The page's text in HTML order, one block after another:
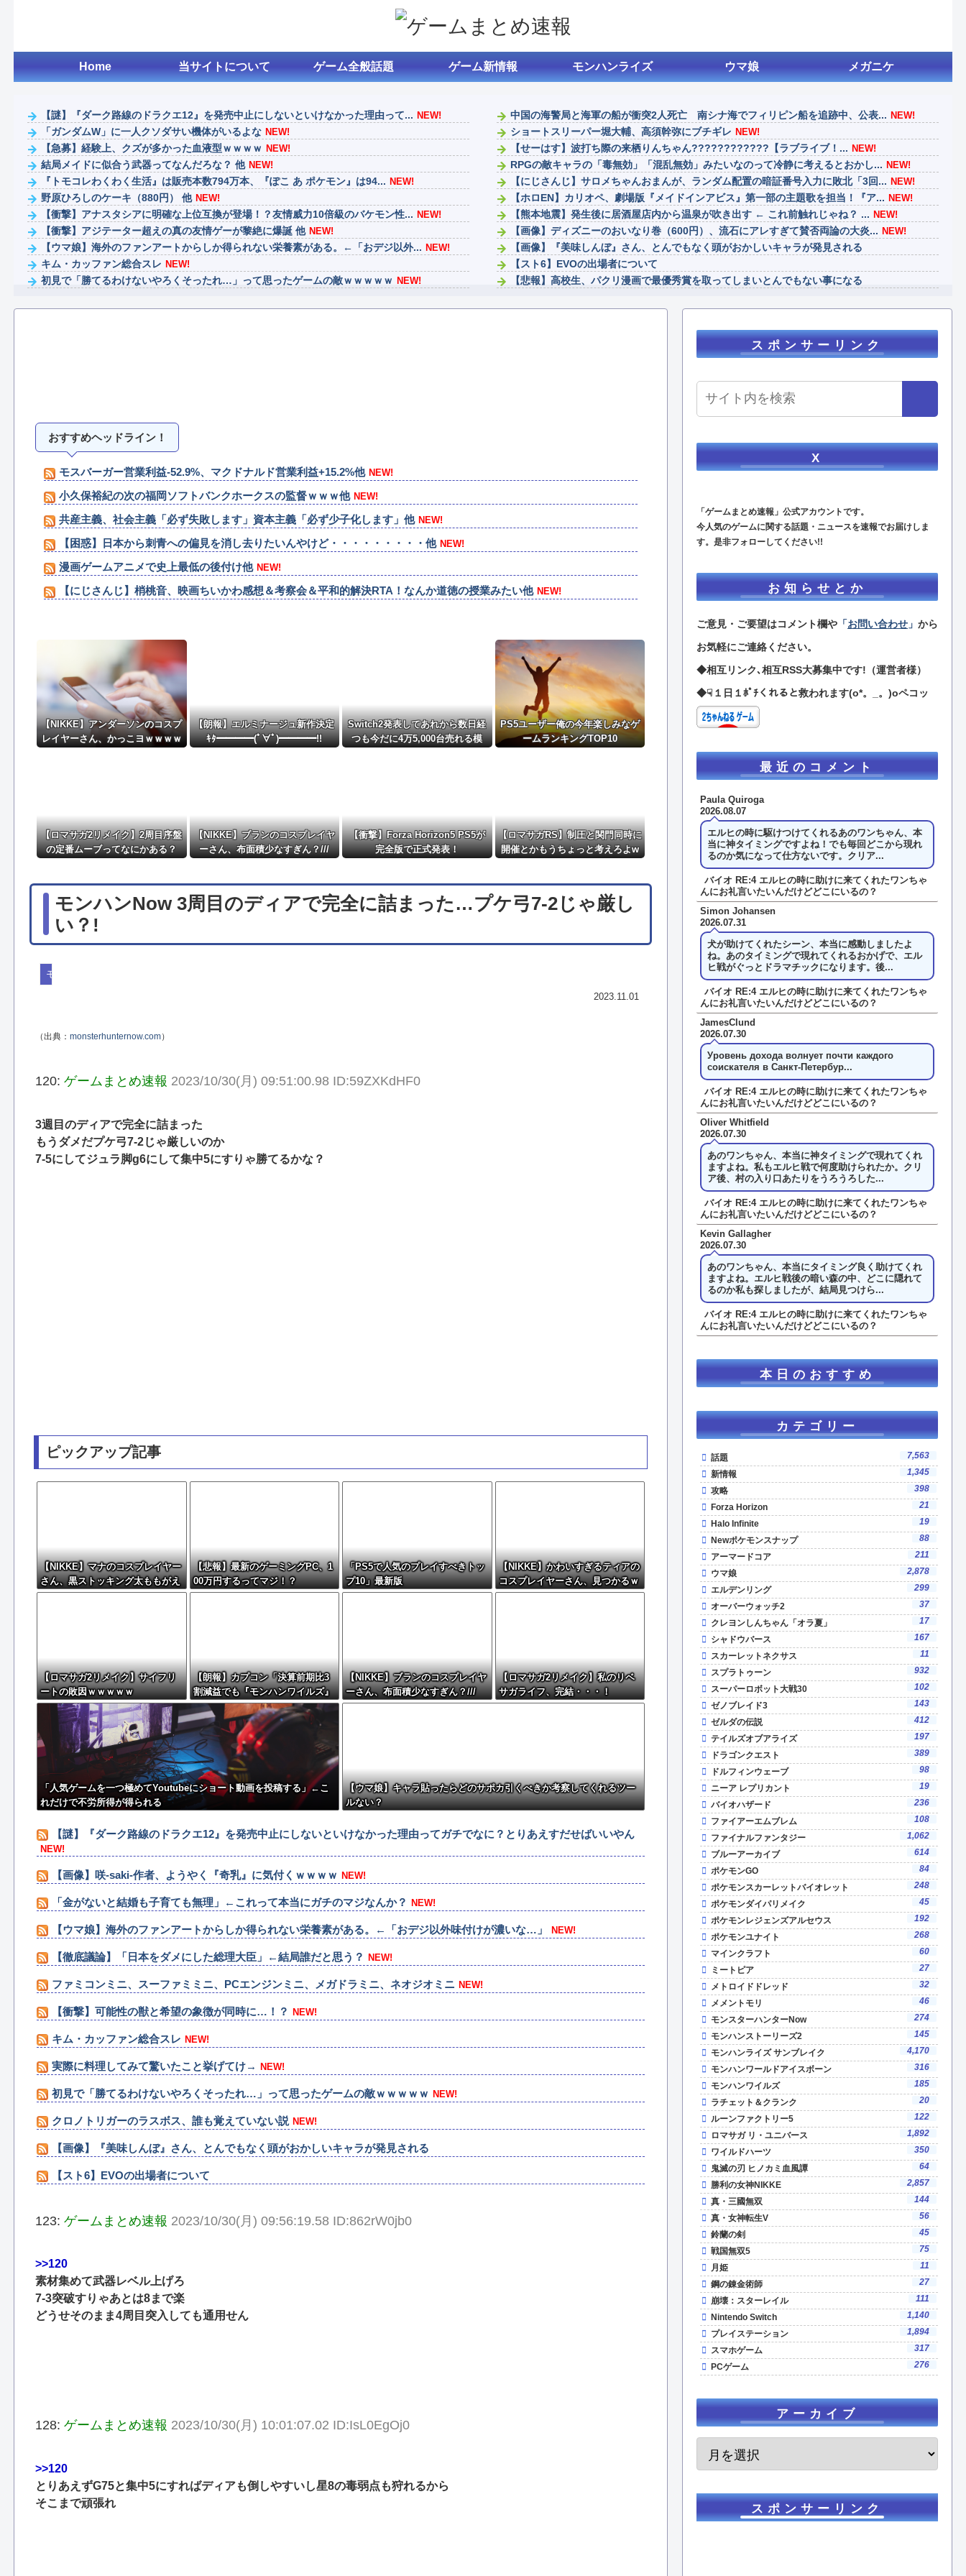
Home 当サイトについて ゲーム全般話題 ゲーム新情報 モンハンライズ ウマ娘 メガニケ
【謎】『ダーク路線のドラクエ12』を発売中止にしないといけなかった理由って... NEW!
「ガンダムW」に一人クソダサい機体がいるよな NEW!
【急募】経験上、クズが多かった血液型ｗｗｗｗ NEW!
結局メイドに似合う武器ってなんだろな？ 他 NEW!
『トモコレわくわく生活』は販売本数794万本、『ぽこ あ ポケモン』は94... NEW!
野原ひろしのケーキ（880円） 他 NEW!
【衝撃】アナスタシアに明確な上位互換が登場！？友情威力10倍級のバケモン性... NEW!
【衝撃】アジテーター超えの真の友情ゲーが黎絶に爆誕 他 NEW!
【ウマ娘】海外のファンアートからしか得られない栄養素がある。←「おデジ以外... NEW!
キム・カッファン総合スレ NEW!
初見で「勝てるわけないやろくそったれ…」って思ったゲームの敵ｗｗｗｗｗ NEW!
中国の海警局と海軍の船が衝突2人死亡 南シナ海でフィリピン船を追跡中、公表... NEW!
ショートスリーパー堀大輔、高須幹弥にブチギレ NEW!
【せーはす】波打ち際の来栖りんちゃん????????????【ラブライブ！... NEW!
RPGの敵キャラの「毒無効」「混乱無効」みたいなのって冷静に考えるとおかし... NEW!
【にじさんじ】サロメちゃんおまんが、ランダム配置の暗証番号入力に敗北「3回... NEW!
【ホロEN】カリオペ、劇場版『メイドインアビス』第一部の主題歌を担当！『ア... NEW!
【熊本地震】発生後に居酒屋店内から温泉が吹き出す ← これ前触れじゃね？ ... NEW!
【画像】ディズニーのおいなり巻（600円）、流石にアレすぎて賛否両論の大炎... NEW!
【画像】『美味しんぼ』さん、とんでもなく頭がおかしいキャラが発見される
【スト6】EVOの出場者について
【悲報】高校生、パクリ漫画で最優秀賞を取ってしまいとんでもない事になる
ナイトレインは成功したけど、ダスクブラッドは爆死しそうだよね笑
おすすめヘッドライン！
モスバーガー営業利益-52.9%、マクドナルド営業利益+15.2%他 NEW!
小久保裕紀の次の福岡ソフトバンクホークスの監督ｗｗｗ他 NEW!
共産主義、社会主義「必ず失敗します」資本主義「必ず少子化します」他 NEW!
【困惑】日本から刺青への偏見を消し去りたいんやけど・・・・・・・・・他 NEW!
漫画ゲームアニメで史上最低の後付け他 NEW!
【にじさんじ】梢桃音、映画ちいかわ感想＆考察会＆平和的解決RTA！なんか道徳の授業みたい他 NEW!
【ウマ娘】南武線通勤してる一流トレーナーをキングと一緒に見ていく他
超かぐや姫って実際面白いのか？他
【謎】『ダーク路線のドラクエ12』を発売中止にしないといけなかった理由ってガチでなに？とり... NEW!
【NIKKE】アンダーソンのコスプ
レイヤーさん、かっこヨｗｗｗｗ
【朗報】エルミナージュ新作決定
ｷﾀ━━━━(ﾟ∀ﾟ)━━━━!!
Switch2発表してあれから数日経
つも今だに4万5,000台売れる模
PS5ユーザー俺の今年楽しみなゲ
ームランキングTOP10
【ロマサガ2リメイク】2周目序盤
の定番ムーブってなにかある？
【NIKKE】ブランのコスプレイヤ
ーさん、布面積少なすぎん？///
【衝撃】Forza Horizon5 PS5が
完全版で正式発表！
【ロマサガRS】制圧と関門同時に
開催とかもうちょっと考えろよw
モンハンNow 3周目のディアで完全に詰まった…プケ弓7-2じゃ厳し
い？!
モンスターハンターNow
2023.11.01
（出典： monsterhunternow.com）
120: ゲームまとめ速報 2023/10/30(月) 09:51:00.98 ID:59ZXKdHF0
3週目のディアで完全に詰まった
もうダメだプケ弓7-2じゃ厳しいのか
7-5にしてジュラ脚g6にして集中5にすりゃ勝てるかな？
ピックアップ記事
【NIKKE】マナのコスプレイヤー
さん、黒ストッキング太ももがえ
ちえちィ！
【悲報】最新のゲーミングPC、1
00万円するってマジ！？
「PS5で人気のプレイすべきトッ
プ10」最新版
【NIKKE】かわいすぎるティアの
コスプレイヤーさん、見つかるｗ
ｗｗｗｗ【画像】
【ロマサガ2リメイク】サイフリ
ートの敗因ｗｗｗｗｗ
【朗報】カプコン「決算前期比3
割減益でも『モンハンワイルズ』
で逆転するから！」
【NIKKE】ブランのコスプレイヤ
ーさん、布面積少なすぎん？///
【ロマサガ2リメイク】私のリベ
サガライフ、完結・・・！
「人気ゲームを一つ極めてYoutubeにショート動画を投稿する」←こ
れだけで不労所得が得られる
【ウマ娘】キャラ貼ったらどのサポカ引くべきか考察してくれるツー
ルない？
【謎】『ダーク路線のドラクエ12』を発売中止にしないといけなかった理由ってガチでなに？とりあえすだせばいいやん
NEW!
【画像】咲-saki-作者、ようやく『奇乳』に気付くｗｗｗｗ NEW!
「金がないと結婚も子育ても無理」←これって本当にガチのマジなんか？ NEW!
【ウマ娘】海外のファンアートからしか得られない栄養素がある。←「おデジ以外味付けが濃いな…」 NEW!
【徹底議論】「日本をダメにした総理大臣」←結局誰だと思う？ NEW!
ファミコンミニ、スーファミミニ、PCエンジンミニ、メガドラミニ、ネオジオミニ NEW!
【衝撃】可能性の獣と希望の象徴が同時に…！？ NEW!
キム・カッファン総合スレ NEW!
実際に料理してみて驚いたこと挙げてけ→ NEW!
初見で「勝てるわけないやろくそったれ…」って思ったゲームの敵ｗｗｗｗｗ NEW!
クロノトリガーのラスボス、誰も覚えていない説 NEW!
【画像】『美味しんぼ』さん、とんでもなく頭がおかしいキャラが発見される
【スト6】EVOの出場者について
123: ゲームまとめ速報 2023/10/30(月) 09:56:19.58 ID:862rW0jb0
>>120
素材集めて武器レベル上げろ
7‐3突破すりゃあとは8まで楽
どうせそのまま4周目突入しても通用せん
128: ゲームまとめ速報 2023/10/30(月) 10:01:07.02 ID:IsL0EgOj0
>>120
とりあえずG75と集中5にすればディアも倒しやすいし星8の毒弱点も狩れるから
そこまで頑張れ
スポンサーリンク
X
「ゲームまとめ速報」公式アカウントです。
今人気のゲームに関する話題・ニュースを速報でお届けしま
す。是非フォローしてください!!
お知らせとか
ご意見・ご要望はコメント欄や 「お問い合わせ 」 から
お気軽にご連絡ください。
◆相互リンク､相互RSS大募集中です!（運営者様）
◆☟１日１ﾎﾟﾁくれると救われます(o*。_。)oペコッ
最近のコメント
Paula Quiroga
2026.08.07
エルヒの時に駆けつけてくれるあのワンちゃん、本
当に神タイミングですよね！でも毎回どこから現れ
るのか気になって仕方ないです。クリア...
バイオ RE:4 エルヒの時に助けに来てくれたワンちゃ
んにお礼言いたいんだけどどこにいるの？
Simon Johansen
2026.07.31
犬が助けてくれたシーン、本当に感動しましたよ
ね。あのタイミングで現れてくれるおかげで、エル
ヒ戦がぐっとドラマチックになります。後...
バイオ RE:4 エルヒの時に助けに来てくれたワンちゃ
んにお礼言いたいんだけどどこにいるの？
JamesClund
2026.07.30
Уровень дохода волнует почти каждого
соискателя в Санкт-Петербур...
バイオ RE:4 エルヒの時に助けに来てくれたワンちゃ
んにお礼言いたいんだけどどこにいるの？
Oliver Whitfield
2026.07.30
あのワンちゃん、本当に神タイミングで現れてくれ
ますよね。私もエルヒ戦で何度助けられたか。クリ
ア後、村の入り口あたりをうろうろした...
バイオ RE:4 エルヒの時に助けに来てくれたワンちゃ
んにお礼言いたいんだけどどこにいるの？
Kevin Gallagher
2026.07.30
あのワンちゃん、本当にタイミング良く助けてくれ
ますよね。エルヒ戦後の暗い森の中、どこに隠れて
るのか私も探しましたが、結局見つけら...
バイオ RE:4 エルヒの時に助けに来てくれたワンちゃ
んにお礼言いたいんだけどどこにいるの？
本日のおすすめ
カテゴリー
話題
7,563
新情報
1,345
攻略
398
Forza Horizon
21
Halo Infinite
19
Newポケモンスナップ
88
アーマードコア
211
ウマ娘
2,878
エルデンリング
299
オーバーウォッチ2
37
クレヨンしんちゃん「オラ夏」
17
シャドウバース
167
スカーレットネクサス
11
スプラトゥーン
932
スーパーロボット大戦30
102
ゼノブレイド3
143
ゼルダの伝説
412
テイルズオブアライズ
197
ドラゴンクエスト
389
ドルフィンウェーブ
98
ニーア レプリカント
19
バイオハザード
236
ファイアーエムブレム
108
ファイナルファンタジー
1,062
ブルーアーカイブ
614
ポケモンGO
84
ポケモンスカーレットバイオレット
248
ポケモンダイパリメイク
45
ポケモンレジェンズアルセウス
192
ポケモンユナイト
268
マインクラフト
60
ミートピア
27
メトロイドドレッド
32
メメントモリ
46
モンスターハンターNow
274
モンハンストーリーズ2
145
モンハンライズ サンブレイク
4,170
モンハンワールドアイスボーン
316
モンハンワイルズ
185
ラチェット＆クランク
20
ルーンファクトリー5
122
ロマサガ リ・ユニバース
1,892
ワイルドハーツ
350
鬼滅の刃 ヒノカミ血風譚
64
勝利の女神NIKKE
2,857
真・三國無双
144
真・女神転生V
56
鈴蘭の剣
45
戦国無双5
75
月姫
11
鋼の錬金術師
27
崩壊：スターレイル
111
Nintendo Switch
1,140
プレイステーション
1,894
スマホゲーム
317
PCゲーム
276
アーカイブ
スポンサーリンク